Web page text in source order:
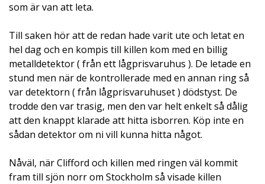
som är van att leta.
Till saken hör att de redan hade varit ute och letat en
hel dag och en kompis till killen kom med en billig
metalldetektor ( från ett lågprisvaruhus ). De letade en
stund men när de kontrollerade med en annan ring så
var detektorn ( från lågprisvaruhuset ) dödstyst. De
trodde den var trasig, men den var helt enkelt så dålig
att den knappt klarade att hitta isborren. Köp inte en
sådan detektor om ni vill kunna hitta något.
Nåväl, när Clifford och killen med ringen väl kommit
fram till sjön norr om Stockholm så visade killen